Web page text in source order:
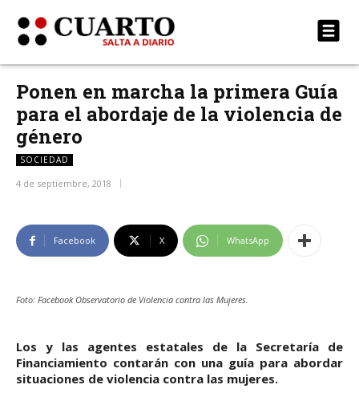
Ponen en marcha la primera Guía
para el abordaje de la violencia de
género
SOCIEDAD
4 de septiembre, 2018
Facebook X WhatsApp
Foto: Facebook Observatorio de Violencia contra las Mujeres.
Los y las agentes estatales de la Secretaría de
Financiamiento contarán con una guía para abordar
situaciones de violencia contra las mujeres.